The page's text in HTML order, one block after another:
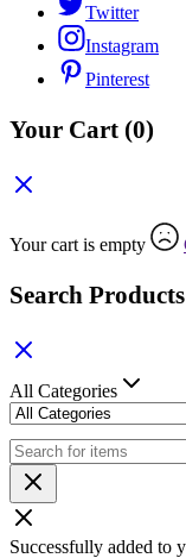
Twitter
Instagram
Pinterest
Your Cart (0)
Your cart is empty
Search Products
All Categories
Successfully added to